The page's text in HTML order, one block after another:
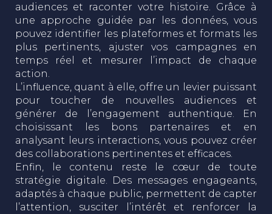
audiences et raconter votre histoire. Grâce à
une approche guidée par les données, vous
pouvez identifier les plateformes et formats les
plus pertinents, ajuster vos campagnes en
temps réel et mesurer l’impact de chaque
action.
L’influence, quant à elle, offre un levier puissant
pour toucher de nouvelles audiences et
générer de l’engagement authentique. En
choisissant les bons partenaires et en
analysant leurs interactions, vous pouvez créer
des collaborations pertinentes et efficaces.
Enfin, le contenu reste le cœur de toute
stratégie digitale. Des messages engageants,
adaptés à chaque public, permettent de capter
l’attention, susciter l’intérêt et renforcer la